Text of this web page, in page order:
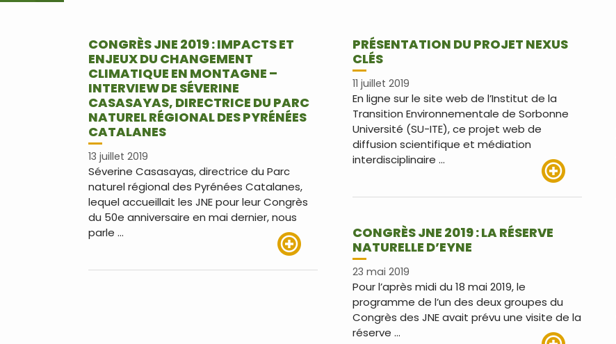
CONGRÈS JNE 2019 : IMPACTS ET
ENJEUX DU CHANGEMENT
CLIMATIQUE EN MONTAGNE –
INTERVIEW DE SÉVERINE
CASASAYAS, DIRECTRICE DU PARC
NATUREL RÉGIONAL DES PYRÉNÉES
CATALANES
13 juillet 2019
Séverine Casasayas, directrice du Parc
naturel régional des Pyrénées Catalanes,
lequel accueillait les JNE pour leur Congrès
du 50e anniversaire en mai dernier, nous
parle …
PRÉSENTATION DU PROJET NEXUS
CLÉS
11 juillet 2019
En ligne sur le site web de l’Institut de la
Transition Environnementale de Sorbonne
Université (SU-ITE), ce projet web de
diffusion scientifique et médiation
interdisciplinaire …
CONGRÈS JNE 2019 : LA RÉSERVE
NATURELLE D’EYNE
23 mai 2019
Pour l’après midi du 18 mai 2019, le
programme de l’un des deux groupes du
Congrès des JNE avait prévu une visite de la
réserve …